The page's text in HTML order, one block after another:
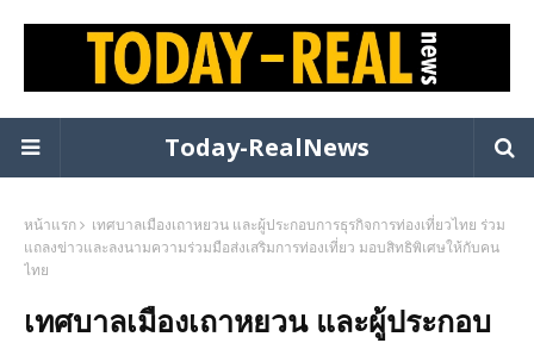
Today-RealNews
หน้าแรก
เทศบาลเมืองเถาหยวน และผู้ประกอบการธุรกิจการท่องเที่ยวไทย ร่วม
แถลงข่าวและลงนามความร่วมมือส่งเสริมการท่องเที่ยว มอบสิทธิพิเศษให้กับคน
ไทย
เทศบาลเมืองเถาหยวน และผู้ประกอบ